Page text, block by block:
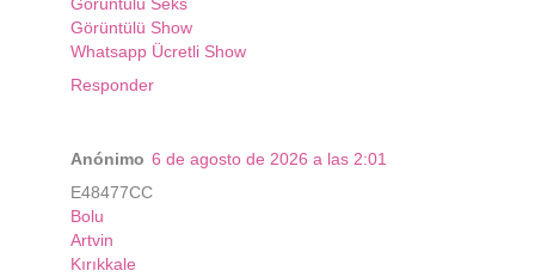
Görüntülü Seks
Görüntülü Show
Whatsapp Ücretli Show
Responder
Anónimo 6 de agosto de 2026 a las 2:01
E48477CC
Bolu
Artvin
Kırıkkale